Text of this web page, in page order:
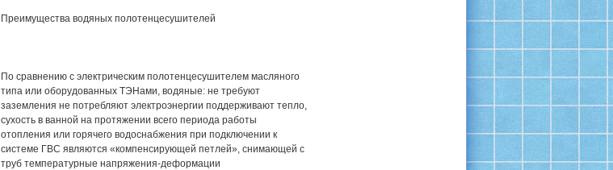
Преимущества водяных полотенцесушителей
По сравнению с электрическим полотенцесушителем масляного
типа или оборудованных ТЭНами, водяные: не требуют
заземления не потребляют электроэнергии поддерживают тепло,
сухость в ванной на протяжении всего периода работы
отопления или горячего водоснабжения при подключении к
системе ГВС являются «компенсирующей петлей», снимающей с
труб температурные напряжения-деформации